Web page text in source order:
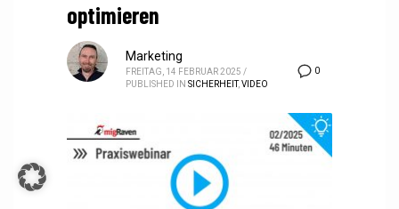
optimieren
0
Marketing
FREITAG, 14 FEBRUAR 2025 /
PUBLISHED IN SICHERHEIT,VIDEO